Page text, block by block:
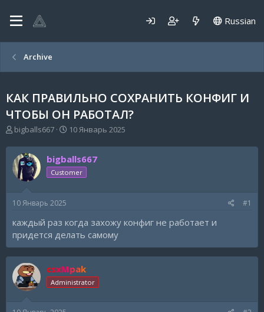
Russian
Archive
КАК ПРАВИЛЬНО СОХРАНИТЬ КОНФИГ И
ЧТОБЫ ОН РАБОТАЛ?
А
т
о
р
м
bigballs667
Д
т
а
н
а
10 Январь 2025
bigballs667
Customer
10 Январь 2025 #1
каждый раз когда захожу конфиг не работает и
придется делать самому
csxMpak
Administrator